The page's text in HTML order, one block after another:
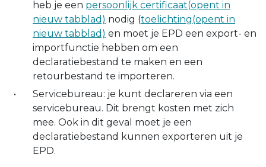
heb je een persoonlijk certificaat(opent in
nieuw tabblad) nodig (toelichting(opent in
nieuw tabblad) en moet je EPD een export- en
importfunctie hebben om een
declaratiebestand te maken en een
retourbestand te importeren.
Servicebureau: je kunt declareren via een
servicebureau. Dit brengt kosten met zich
mee. Ook in dit geval moet je een
declaratiebestand kunnen exporteren uit je
EPD.